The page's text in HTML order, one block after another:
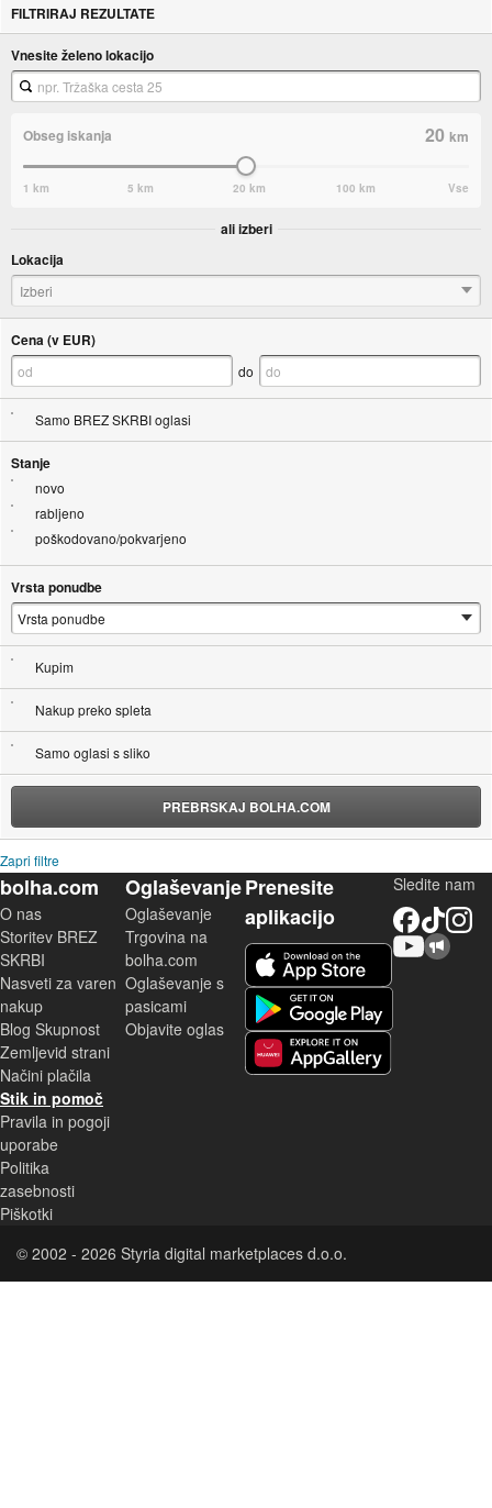
FILTRIRAJ REZULTATE
Vnesite želeno lokacijo
Obseg iskanja 20km
1 km 5 km 20 km 100 km Vse
ali izberi
Lokacija
Izberi
Cena (v EUR)
do
Samo BREZ SKRBI oglasi
Stanje
novo
rabljeno
poškodovano/pokvarjeno
Vrsta ponudbe
Kupim
Nakup preko spleta
Samo oglasi s sliko
PREBRSKAJ BOLHA.COM
Zapri filtre
bolha.com
O nas
Storitev BREZ
SKRBI
Nasveti za varen
nakup
Blog Skupnost
Zemljevid strani
Načini plačila
Stik in pomoč
Pravila in pogoji
uporabe
Politika
zasebnosti
Piškotki
Oglaševanje
Oglaševanje
Trgovina na
bolha.com
Oglaševanje s
pasicami
Objavite oglas
Prenesite
aplikacijo
Sledite nam
© 2002 - 2026 Styria digital marketplaces d.o.o.